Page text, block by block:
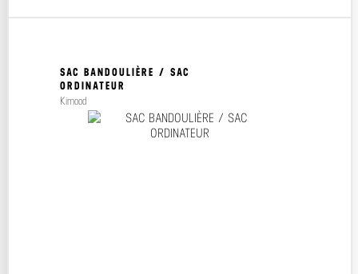
SAC BANDOULIÈRE / SAC
ORDINATEUR
Kimood